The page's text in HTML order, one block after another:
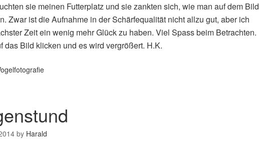
sie meinen Futterplatz und sie zankten sich, wie man auf dem Bild
Zwar ist die Aufnahme in der Schärfequalität nicht allzu gut, aber ich
Zeit ein wenig mehr Glück zu haben. Viel Spass beim Betrachten.
das Bild klicken und es wird vergrößert. H.K.
by Harald